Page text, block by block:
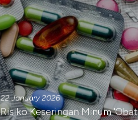
22 January 2026
Risiko Keseringan Minum 'Obat